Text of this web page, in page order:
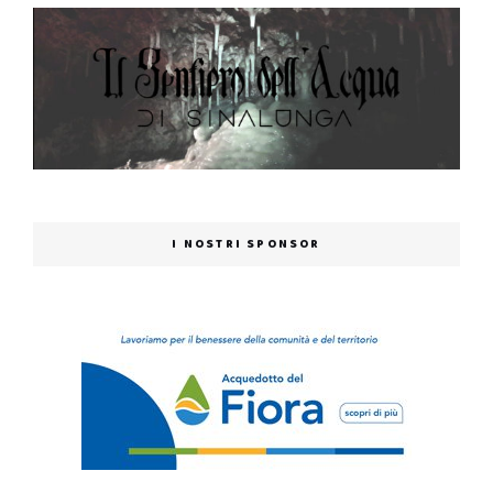
I NOSTRI SPONSOR